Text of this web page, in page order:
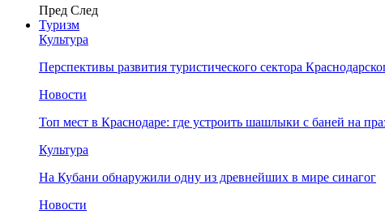
Пред След
Туризм
Культура
Перспективы развития туристического сектора
Новости
Топ мест в Краснодаре: где устроить шашлыки с баней на
Культура
На Кубани обнаружили одну из древнейших в мире синагог
Новости